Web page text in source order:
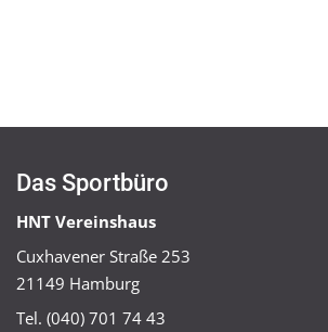
Das Sportbüro
HNT Vereinshaus
Cuxhavener Straße 253
21149 Hamburg
Tel. (040) 701 74 43